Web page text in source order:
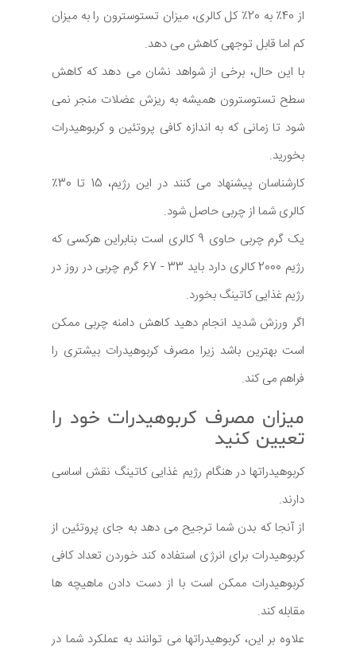
از 40٪ به 20٪ کل کالری، میزان تستوسترون را به میزان
کم اما قابل توجهی کاهش می دهد.
با این حال، برخی از شواهد نشان می دهد که کاهش
سطح تستوسترون همیشه به ریزش عضلات منجر نمی
شود تا زمانی که به اندازه کافی پروتئین و کربوهیدرات
بخورید.
کارشناسان پیشنهاد می کنند در این رژیم، 15 تا 30٪
کالری شما از چربی حاصل شود.
یک گرم چربی حاوی 9 کالری است بنابراین هرکسی که
رژیم 2000 کالری دارد باید 33 - 67 گرم چربی در روز در
رژیم غذایی کاتینگ بخورد.
اگر ورزش شدید انجام دهید کاهش دامنه چربی ممکن
است بهترین باشد زیرا مصرف کربوهیدرات بیشتری را
فراهم می کند.
میزان مصرف کربوهیدرات خود را
تعیین کنید
کربوهیدراتها در هنگام رژیم غذایی کاتینگ نقش اساسی
دارند.
از آنجا که بدن شما ترجیح می دهد به جای پروتئین از
کربوهیدرات برای انرژی استفاده کند خوردن تعداد کافی
کربوهیدرات ممکن است با از دست دادن ماهیچه ها
مقابله کند.
علاوه بر این، کربوهیدراتها می توانند به عملکرد شما در